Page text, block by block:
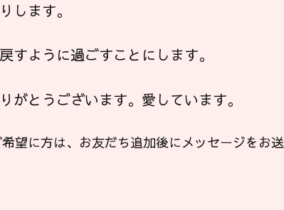
します。
すように過ごすことにします。
がとうございます。愛しています。
望に方は、お友だち追加後にメッセージをお送